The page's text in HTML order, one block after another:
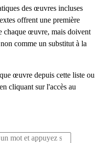
des œuvres incluses
offrent une première
chaque œuvre, mais doivent
comme un substitut à la
œuvre depuis cette liste ou
cliquant sur l'accès au